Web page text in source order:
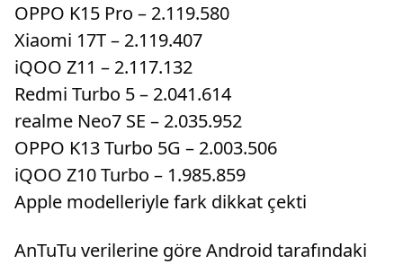
OPPO K15 Pro – 2.119.580
Xiaomi 17T – 2.119.407
iQOO Z11 – 2.117.132
Redmi Turbo 5 – 2.041.614
realme Neo7 SE – 2.035.952
OPPO K13 Turbo 5G – 2.003.506
iQOO Z10 Turbo – 1.985.859
Apple modelleriyle fark dikkat çekti
AnTuTu verilerine göre Android tarafındaki